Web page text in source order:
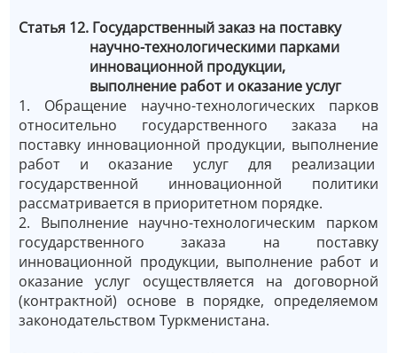
Статья 12. Государственный заказ на поставку
научно-технологическими парками
инновационной продукции,
выполнение работ и оказание услуг
1. Обращение научно-технологических парков
относительно государственного заказа на
поставку инновационной продукции, выполнение
работ и оказание услуг для реализации
государственной инновационной политики
рассматривается в приоритетном порядке.
2. Выполнение научно-технологическим парком
государственного заказа на поставку
инновационной продукции, выполнение работ и
оказание услуг осуществляется на договорной
(контрактной) основе в порядке, определяемом
законодательством Туркменистана.